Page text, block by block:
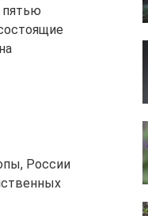
пятью
России